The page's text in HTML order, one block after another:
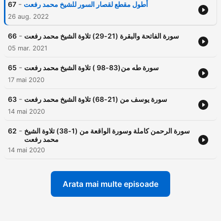
67 - أطول مقطع لقصار السور للشيخ محمد رفعت
26 aug. 2022
66 - سورة الفاتحة والبقرة (21-29) تلاوة الشيخ محمد رفعت
05 mar. 2021
65 - سورة طه من(83-98 ) تلاوة الشيخ محمد رفعت
17 mai 2020
63 - سورة يوسف من (21-68) تلاوة الشيخ محمد رفعت
14 mai 2020
62 - سورة الرحمن كاملة وسورة الواقعة من (1-38) تلاوة الشيخ
محمد رفعت
14 mai 2020
Arata mai multe episoade